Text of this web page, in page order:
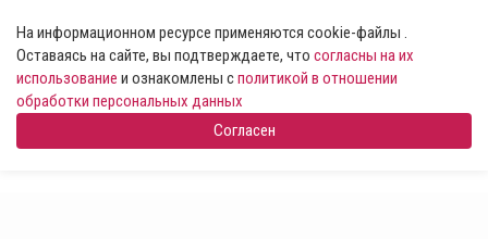
На информационном ресурсе применяются cookie-файлы .
Оставаясь на сайте, вы подтверждаете, что согласны на их
использование и ознакомлены сполитикой в отношении
обработки персональных данных
Согласен